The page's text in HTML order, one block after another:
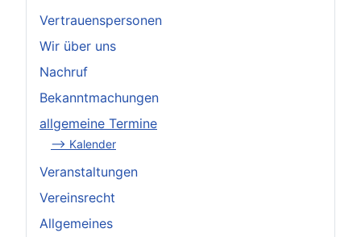
Vertrauenspersonen
Wir über uns
Nachruf
Bekanntmachungen
allgemeine Termine
--> Kalender
Veranstaltungen
Vereinsrecht
Allgemeines